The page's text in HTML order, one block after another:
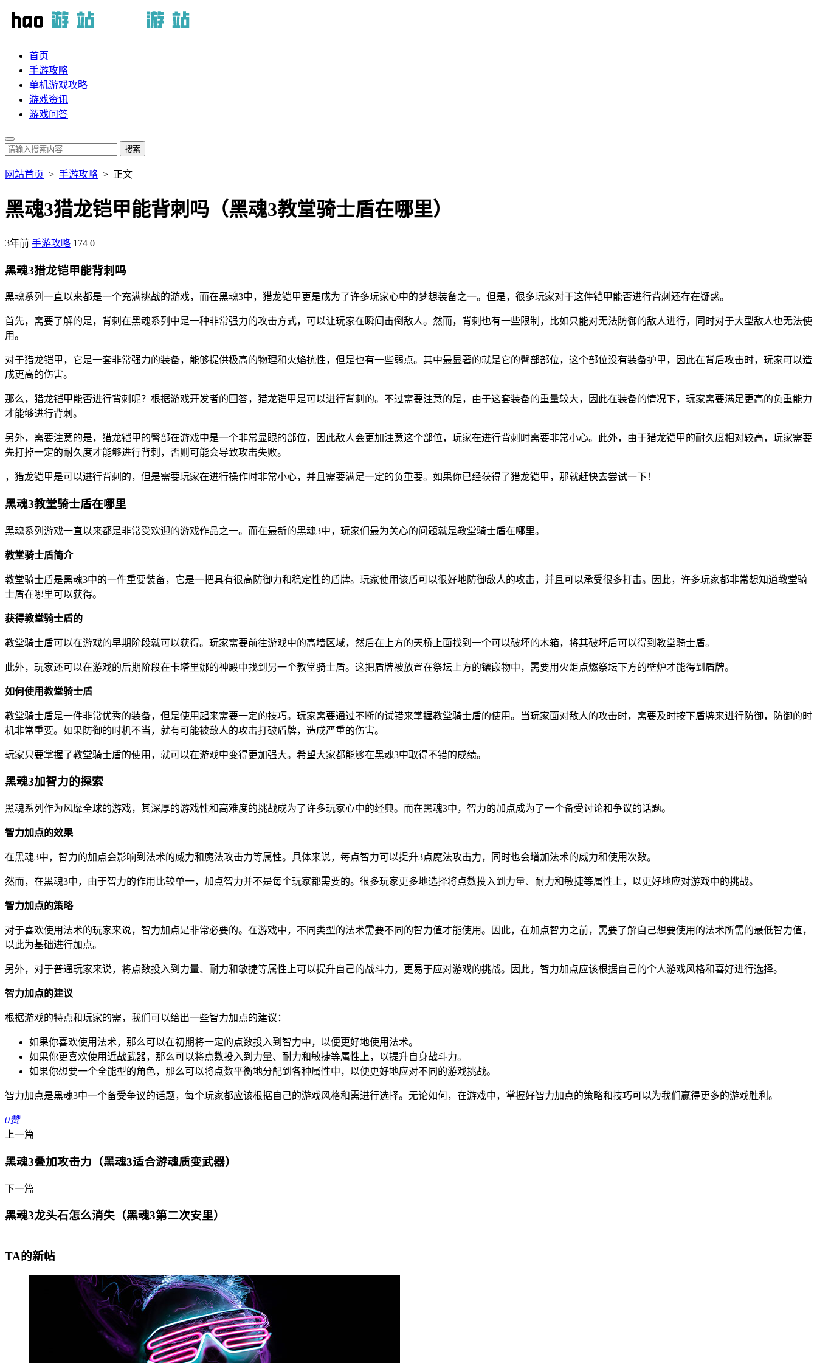
首页
手游攻略
单机游戏攻略
游戏资讯
游戏问答
网站首页 > 手游攻略 > 正文
黑魂3猎龙铠甲能背刺吗（黑魂3教堂骑士盾在哪里）
3年前 手游攻略 174 0
黑魂3猎龙铠甲能背刺吗
黑魂系列一直以来都是一个充满挑战的游戏，而在黑魂3中，猎龙铠甲更是成为了许多玩家心中的梦想装备之一。但是，很多玩家对于这件铠甲能否进行背刺还存在疑惑。
首先，需要了解的是，背刺在黑魂系列中是一种非常强力的攻击方式，可以让玩家在瞬间击倒敌人。然而，背刺也有一些限制，比如只能对无法防御的敌人进行，同时对于大型敌人也无法使
用。
对于猎龙铠甲，它是一套非常强力的装备，能够提供极高的物理和火焰抗性，但是也有一些弱点。其中最显著的就是它的臀部部位，这个部位没有装备护甲，因此在背后攻击时，玩家可以造
成更高的伤害。
那么，猎龙铠甲能否进行背刺呢？根据游戏开发者的回答，猎龙铠甲是可以进行背刺的。不过需要注意的是，由于这套装备的重量较大，因此在装备的情况下，玩家需要满足更高的负重能力
才能够进行背刺。
另外，需要注意的是，猎龙铠甲的臀部在游戏中是一个非常显眼的部位，因此敌人会更加注意这个部位，玩家在进行背刺时需要非常小心。此外，由于猎龙铠甲的耐久度相对较高，玩家需要
先打掉一定的耐久度才能够进行背刺，否则可能会导致攻击失败。
，猎龙铠甲是可以进行背刺的，但是需要玩家在进行操作时非常小心，并且需要满足一定的负重要。如果你已经获得了猎龙铠甲，那就赶快去尝试一下！
黑魂3教堂骑士盾在哪里
黑魂系列游戏一直以来都是非常受欢迎的游戏作品之一。而在最新的黑魂3中，玩家们最为关心的问题就是教堂骑士盾在哪里。
教堂骑士盾简介
教堂骑士盾是黑魂3中的一件重要装备，它是一把具有很高防御力和稳定性的盾牌。玩家使用该盾可以很好地防御敌人的攻击，并且可以承受很多打击。因此，许多玩家都非常想知道教堂骑
士盾在哪里可以获得。
获得教堂骑士盾的
教堂骑士盾可以在游戏的早期阶段就可以获得。玩家需要前往游戏中的高墙区域，然后在上方的天桥上面找到一个可以破坏的木箱，将其破坏后可以得到教堂骑士盾。
此外，玩家还可以在游戏的后期阶段在卡塔里娜的神殿中找到另一个教堂骑士盾。这把盾牌被放置在祭坛上方的镶嵌物中，需要用火炬点燃祭坛下方的壁炉才能得到盾牌。
如何使用教堂骑士盾
教堂骑士盾是一件非常优秀的装备，但是使用起来需要一定的技巧。玩家需要通过不断的试错来掌握教堂骑士盾的使用。当玩家面对敌人的攻击时，需要及时按下盾牌来进行防御，防御的时
机非常重要。如果防御的时机不当，就有可能被敌人的攻击打破盾牌，造成严重的伤害。
玩家只要掌握了教堂骑士盾的使用，就可以在游戏中变得更加强大。希望大家都能够在黑魂3中取得不错的成绩。
黑魂3加智力的探索
黑魂系列作为风靡全球的游戏，其深厚的游戏性和高难度的挑战成为了许多玩家心中的经典。而在黑魂3中，智力的加点成为了一个备受讨论和争议的话题。
智力加点的效果
在黑魂3中，智力的加点会影响到法术的威力和魔法攻击力等属性。具体来说，每点智力可以提升3点魔法攻击力，同时也会增加法术的威力和使用次数。
然而，在黑魂3中，由于智力的作用比较单一，加点智力并不是每个玩家都需要的。很多玩家更多地选择将点数投入到力量、耐力和敏捷等属性上，以更好地应对游戏中的挑战。
智力加点的策略
对于喜欢使用法术的玩家来说，智力加点是非常必要的。在游戏中，不同类型的法术需要不同的智力值才能使用。因此，在加点智力之前，需要了解自己想要使用的法术所需的最低智力值，
以此为基础进行加点。
另外，对于普通玩家来说，将点数投入到力量、耐力和敏捷等属性上可以提升自己的战斗力，更易于应对游戏的挑战。因此，智力加点应该根据自己的个人游戏风格和喜好进行选择。
智力加点的建议
根据游戏的特点和玩家的需，我们可以给出一些智力加点的建议：
如果你喜欢使用法术，那么可以在初期将一定的点数投入到智力中，以便更好地使用法术。
如果你更喜欢使用近战武器，那么可以将点数投入到力量、耐力和敏捷等属性上，以提升自身战斗力。
如果你想要一个全能型的角色，那么可以将点数平衡地分配到各种属性中，以便更好地应对不同的游戏挑战。
智力加点是黑魂3中一个备受争议的话题，每个玩家都应该根据自己的游戏风格和需进行选择。无论如何，在游戏中，掌握好智力加点的策略和技巧可以为我们赢得更多的游戏胜利。
0赞
上一篇
黑魂3叠加攻击力（黑魂3适合游魂质变武器）
下一篇
黑魂3龙头石怎么消失（黑魂3第二次安里）
TA的新帖